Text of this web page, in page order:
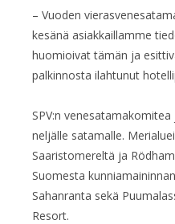
– Vuoden
kesänä asiakkaillamme
huomioivat tämän ja
palkinnosta ilahtunut
SPV:n
neljälle satamalle.
Saaristomereltä ja
Suomesta
Sahanranta sekä
Resort.